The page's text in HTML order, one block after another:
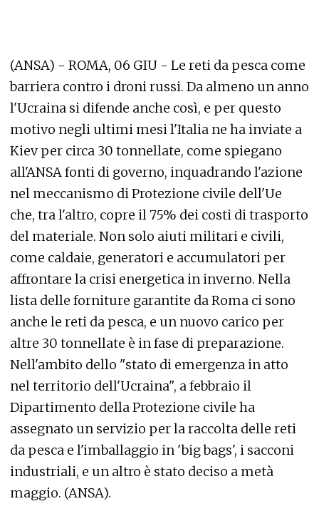
(ANSA) - ROMA, 06 GIU - Le reti da pesca come
barriera contro i droni russi. Da almeno un anno
l'Ucraina si difende anche così, e per questo
motivo negli ultimi mesi l'Italia ne ha inviate a
Kiev per circa 30 tonnellate, come spiegano
all'ANSA fonti di governo, inquadrando l'azione
nel meccanismo di Protezione civile dell'Ue
che, tra l'altro, copre il 75% dei costi di trasporto
del materiale. Non solo aiuti militari e civili,
come caldaie, generatori e accumulatori per
affrontare la crisi energetica in inverno. Nella
lista delle forniture garantite da Roma ci sono
anche le reti da pesca, e un nuovo carico per
altre 30 tonnellate è in fase di preparazione.
Nell'ambito dello "stato di emergenza in atto
nel territorio dell'Ucraina", a febbraio il
Dipartimento della Protezione civile ha
assegnato un servizio per la raccolta delle reti
da pesca e l'imballaggio in 'big bags', i sacconi
industriali, e un altro è stato deciso a metà
maggio. (ANSA).